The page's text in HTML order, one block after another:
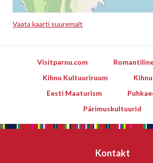
Vaata kaarti suuremalt
Visitparnu.com
Kihnu Kultuuriruum
Eesti Maaturism
Pärimuskultuurid
Kontakt